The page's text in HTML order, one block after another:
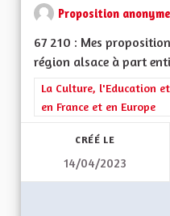
Proposition anonyme
67 210 : Mes
région alsace à part
Filtrer les résultats de la
La Culture, l'Education
en France et en Europe
CRÉÉ LE
14/04/2023